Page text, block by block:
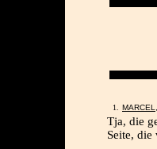
MARCEL
Tja, die
Seite,